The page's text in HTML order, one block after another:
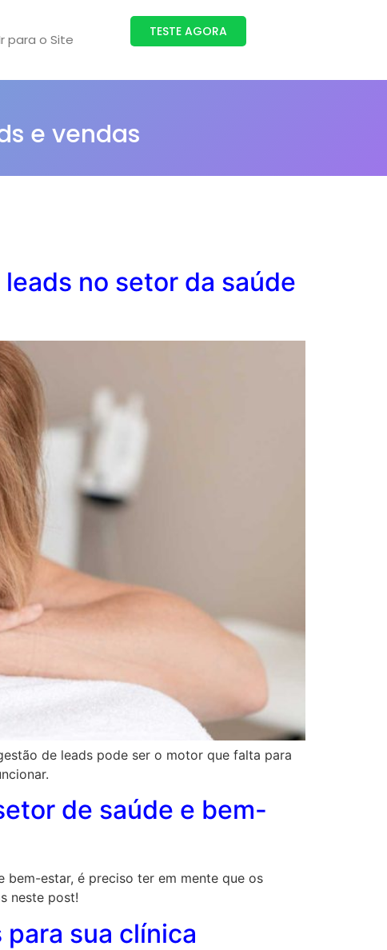
para o Site TESTE AGORA
e vendas
no setor da saúde
de leads pode ser o motor que falta para
de saúde e bem-
bem-estar, é preciso ter em mente que os
neste post!
sua clínica